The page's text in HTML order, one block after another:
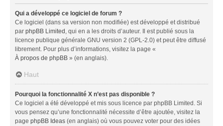
Qui a développé ce logiciel de forum ?
Ce logiciel (dans sa version non modifiée) est développé et distribué
par phpBB Limited, qui en a les droits d’auteur. Il est publié sous la
licence publique générale GNU version 2 (GPL-2.0) et peut être diffusé
librement. Pour plus d’informations, visitez la page «
À propos de phpBB » (en anglais).
Haut
Pourquoi la fonctionnalité X n’est pas disponible ?
Ce logiciel a été développé et mis sous licence par phpBB Limited. Si
vous pensez qu’une fonctionnalité nécessite d’être ajoutée, visitez la
page phpBB Ideas (en anglais) où vous pouvez voter pour des idées